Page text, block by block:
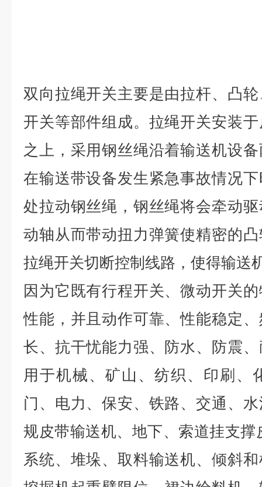
双向拉绳开关主要是由拉杆、凸
开关等部件组成。拉绳开关安装
之上，采用钢丝绳沿着输送机设
在输送带设备发生紧急事故情况
处拉动钢丝绳，钢丝绳将会牵动
动轴从而带动扭力弹簧使精密的
拉绳开关切断控制线路，使得输送
因为它既有行程开关、微动开关
性能，并且动作可靠、性能稳定
长、抗干忧能力强、防水、防震
用于机械、矿山、纺织、印刷、
门、电力、保安、铁路、交通、
规皮带输送机、地下、索道挂支
系统、堆垛、取料输送机、倾斜